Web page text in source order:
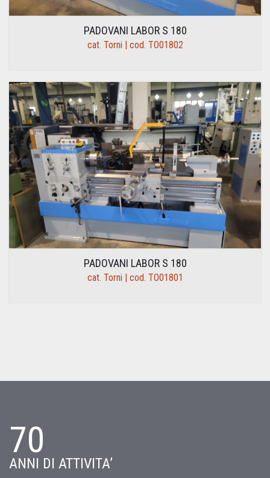
PADOVANI LABOR S 180
cat. Torni | cod. TO01802
PADOVANI LABOR S 180
cat. Torni | cod. TO01801
70
ANNI DI ATTIVITA’